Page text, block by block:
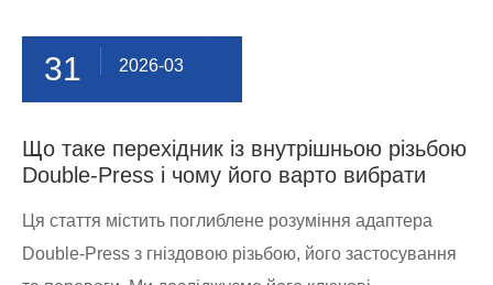
31 2026-03
Що таке перехідник із внутрішньою різьбою
Double-Press і чому його варто вибрати
Ця стаття містить поглиблене розуміння адаптера
Double-Press з гніздовою різьбою, його застосування